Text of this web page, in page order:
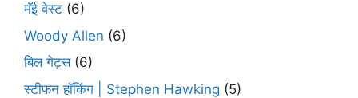
मॅई वेस्ट (6)
Woody Allen (6)
बिल गेट्स(6)
स्टीफन हॉकिंग | Stephen Hawking (5)